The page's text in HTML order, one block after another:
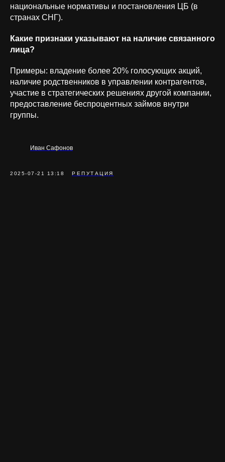
национальные нормативы и постановления ЦБ (в
странах СНГ).
Какие признаки указывают на наличие связанного
лица?
Примеры: владение более 20% голосующих акций,
наличие родственников в управлении контрагентов,
участие в стратегических решениях другой компании,
предоставление беспроцентных займов внутри
группы.
Иван Сафонов
2025-07-21 13:18 РЕПУТАЦИЯ